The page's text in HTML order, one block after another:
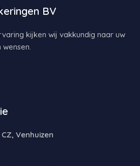
BV
kijken wij vakkundig naar uw
Venhuizen